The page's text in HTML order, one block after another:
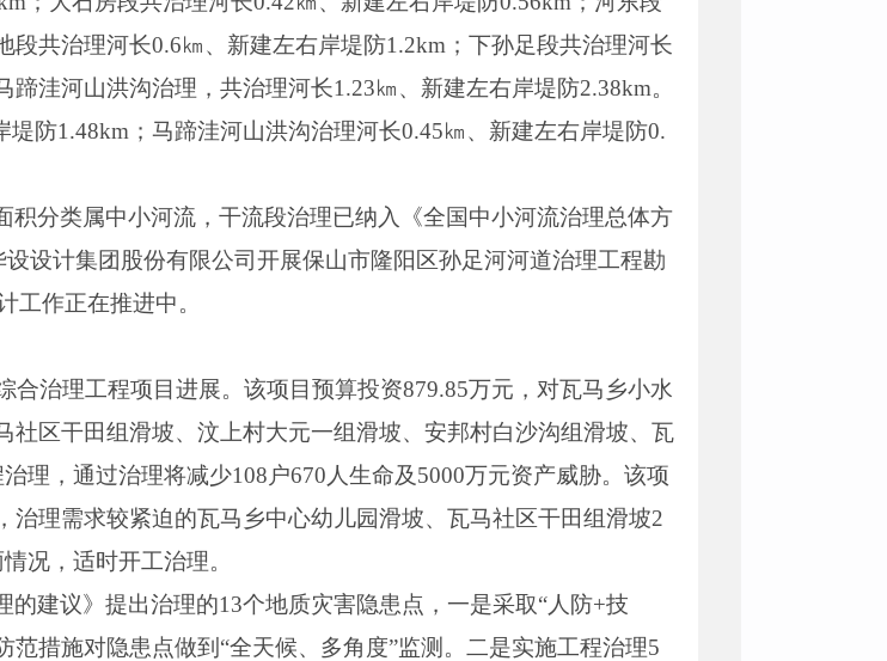
共治理河长0.6㎞、新建左右岸堤防1.2km；下孙足段共治理河长
洼河山洪沟治理，共治理河长1.23㎞、新建左右岸堤防2.38km。
防1.48km；马蹄洼河山洪沟治理河长0.45㎞、新建左右岸堤防0.
积分类属中小河流，干流段治理已纳入《全国中小河流治理总体方
设计集团股份有限公司开展保山市隆阳区孙足河河道治理工程勘
工作正在推进中。
合治理工程项目进展。该项目预算投资879.85万元，对瓦马乡小水
区干田组滑坡、汶上村大元一组滑坡、安邦村白沙沟组滑坡、瓦
理，通过治理将减少108户670人生命及5000万元资产威胁。该项
治理需求较紧迫的瓦马乡中心幼儿园滑坡、瓦马社区干田组滑坡2
况，适时开工治理。
的建议》提出治理的13个地质灾害隐患点，一是采取“人防+技
措施对隐患点做到“全天候、多角度”监测。二是实施工程治理5